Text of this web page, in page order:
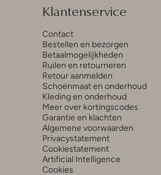
Klantenservice
Contact
Bestellen en bezorgen
Betaalmogelijkheden
Ruilen en retourneren
Retour aanmelden
Schoenmaat en onderhoud
Kleding en onderhoud
Meer over kortingscodes
Garantie en klachten
Algemene voorwaarden
Privacystatement
Cookiestatement
Artificial Intelligence
Cookies